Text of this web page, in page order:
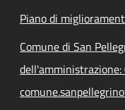
Piano di
Comune di San